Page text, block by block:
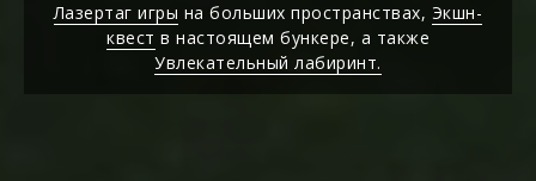
Лазертаг игры на больших пространствах, Экшн-
квест в настоящем бункере, а также
Увлекательный лабиринт.